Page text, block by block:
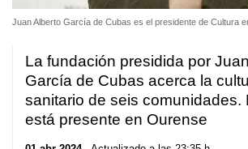
Juan Alberto García de Cubas es el presidente de Cultura
La fundación presidida por
García de Cubas acerca la
sanitario de seis comunidades.
está presente en Ourense